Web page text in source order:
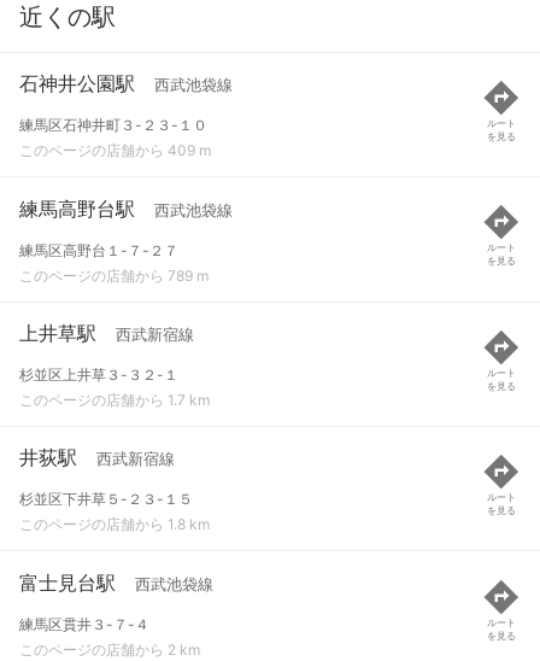
近くの駅
石神井公園駅 西武池袋線
練馬区石神井町３-２３-１０
このページの店舗から 409 m
ルート
を見る
練馬高野台駅 西武池袋線
練馬区高野台１-７-２７
このページの店舗から 789 m
ルート
を見る
上井草駅 西武新宿線
杉並区上井草３-３２-１
このページの店舗から 1.7 km
ルート
を見る
井荻駅 西武新宿線
杉並区下井草５-２３-１５
このページの店舗から 1.8 km
ルート
を見る
富士見台駅 西武池袋線
練馬区貫井３-７-４
このページの店舗から 2 km
ルート
を見る